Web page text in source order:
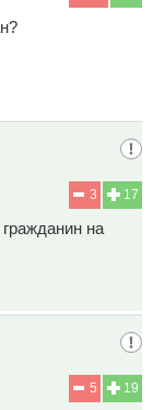
17
3
на
19
5